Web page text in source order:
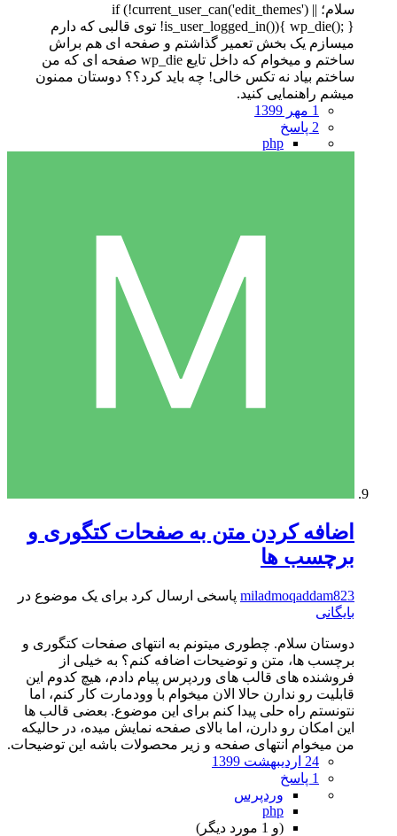
سلام؛ if (!current_user_can('edit_themes') ||
!is_user_logged_in()){ wp_die(); } توی قالبی که دارم
میسازم یک بخش تعمیر گذاشتم و صفحه ای هم براش
ساختم و میخوام که داخل تایع wp_die صفحه ای که من
ساختم بیاد نه تکس خالی! چه باید کرد؟؟ دوستان ممنون
میشم راهنمایی کنید.
1 مهر 1399
2 پاسخ
php
اضافه کردن متن به صفحات کتگوری و
برچسب ها
miladmoqaddam823 پاسخی ارسال کرد برای یک موضوع در
بایگانی
دوستان سلام. چطوری میتونم به انتهای صفحات کتگوری و
برچسب ها، متن و توضیحات اضافه کنم؟ به خیلی از
فروشنده های قالب های وردپرس پیام دادم، هیچ کدوم این
قابلیت رو ندارن حالا الان میخوام با وودمارت کار کنم، اما
نتونستم راه حلی پیدا کنم برای این موضوع. بعضی قالب ها
این امکان رو دارن، اما بالای صفحه نمایش میده، در حالیکه
من میخوام انتهای صفحه و زیر محصولات باشه این توضیحات.
24 اردیبهشت 1399
1 پاسخ
وردپرس
php
(و 1 مورد دیگر)